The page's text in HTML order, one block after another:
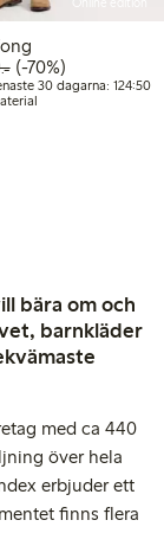
dagarna: 149,50 kr
pris: 74,50 kr
Ordinarie pris:
70% rabatt
(-70%)
30 dagarna: 124:50
bära om och
barnkläder
med ca 440
över hela
erbjuder ett
finns flera